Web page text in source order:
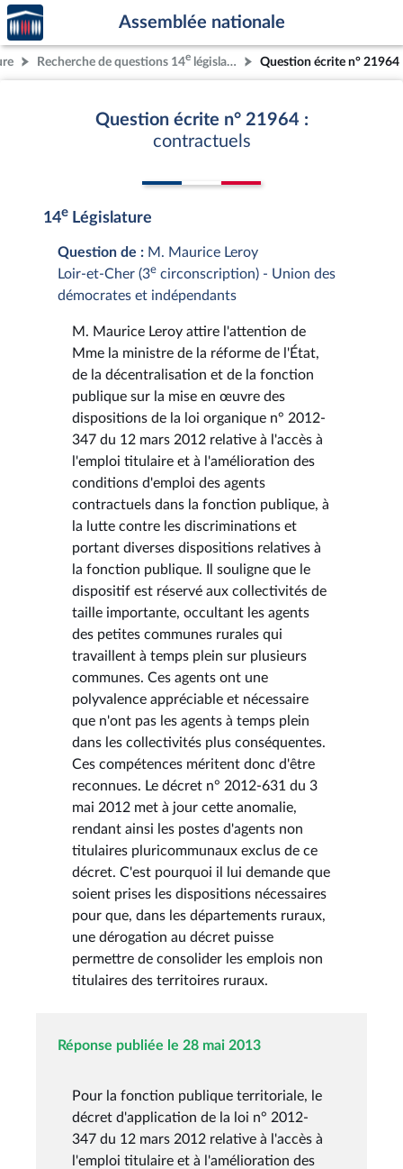
Aller au contenu
Aller en bas de la page
Accèder
à la
page
d'accueil
Assemblée nationale
Recherche de questions 14e législature Question écrite n° 21964
Question écrite n° 21964 :
contractuels
14e Législature
Question de : M. Maurice Leroy
Loir-et-Cher (3e circonscription) - Union des
démocrates et indépendants
M. Maurice Leroy attire l'attention de
Mme la ministre de la réforme de l'État,
de la décentralisation et de la fonction
publique sur la mise en œuvre des
dispositions de la loi organique n° 2012-
347 du 12 mars 2012 relative à l'accès à
l'emploi titulaire et à l'amélioration des
conditions d'emploi des agents
contractuels dans la fonction publique, à
la lutte contre les discriminations et
portant diverses dispositions relatives à
la fonction publique. Il souligne que le
dispositif est réservé aux collectivités de
taille importante, occultant les agents
des petites communes rurales qui
travaillent à temps plein sur plusieurs
communes. Ces agents ont une
polyvalence appréciable et nécessaire
que n'ont pas les agents à temps plein
dans les collectivités plus conséquentes.
Ces compétences méritent donc d'être
reconnues. Le décret n° 2012-631 du 3
mai 2012 met à jour cette anomalie,
rendant ainsi les postes d'agents non
titulaires pluricommunaux exclus de ce
décret. C'est pourquoi il lui demande que
soient prises les dispositions nécessaires
pour que, dans les départements ruraux,
une dérogation au décret puisse
permettre de consolider les emplois non
titulaires des territoires ruraux.
Réponse publiée le 28 mai 2013
Pour la fonction publique territoriale, le
décret d'application de la loi n° 2012-
347 du 12 mars 2012 relative à l'accès à
l'emploi titulaire et à l'amélioration des